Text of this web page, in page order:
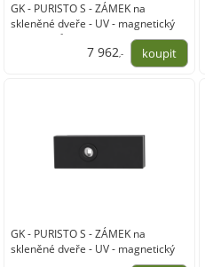
GK - PURISTO S - ZÁMEK na
skleněné dveře - UV - magnetický
(vč. závěsů)
7 962,-
GK - PURISTO S - ZÁMEK na
skleněné dveře - UV - magnetický